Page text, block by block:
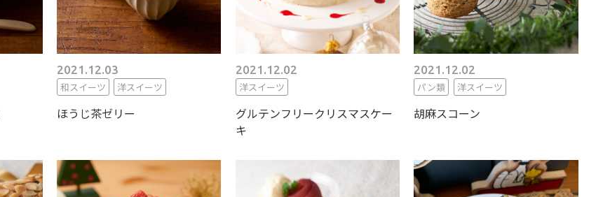
2021.12.03
和スイーツ
洋スイーツ
ほうじ茶ゼリー
2021.12.02
洋スイーツ
グルテンフリークリスマスケー
キ
2021.12.02
パン類
洋スイーツ
胡麻スコーン